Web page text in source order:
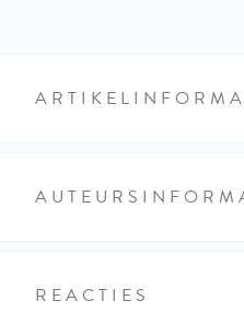
REACTIES